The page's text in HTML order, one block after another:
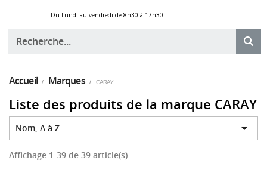
Du Lundi au vendredi de 8h30 à 17h30 ​
Accueil Marques CARAY
Liste des produits de la marque CARAY
Nom, A à Z 
Affichage 1-39 de 39 article(s)